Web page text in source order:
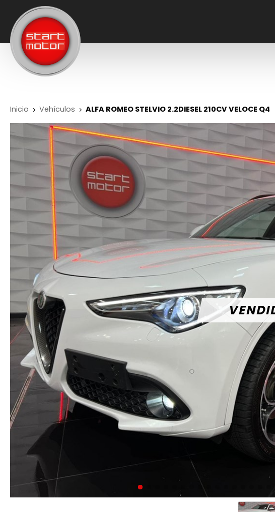
Inicio Vehículos ALFA ROMEO STELVIO 2.2DIESEL 210CV VELOCE Q4